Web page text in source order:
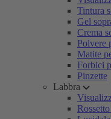
Tintura
Gel
Crema
Polvere
Matite
Forbici
Pinzette
Labbra